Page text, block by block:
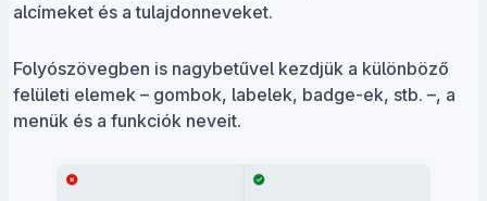
alcímeket és a tulajdonneveket.
Folyószövegben is nagybetűvel kezdjük a különböző
felületi elemek – gombok, labelek, badge-ek, stb. –, a
menük és a funkciók neveit.